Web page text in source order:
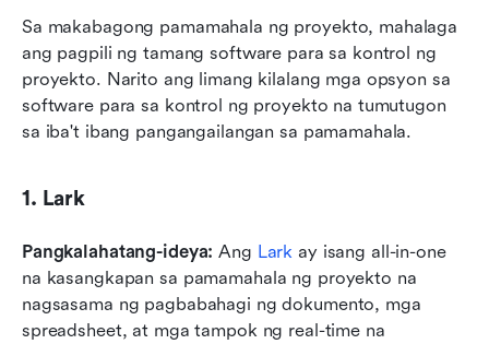
Sa makabagong pamamahala ng proyekto, mahalaga
ang pagpili ng tamang software para sa kontrol ng
proyekto. Narito ang limang kilalang mga opsyon sa
software para sa kontrol ng proyekto na tumutugon
sa iba't ibang pangangailangan sa pamamahala.
1. Lark
Pangkalahatang-ideya: Ang Lark ay isang all-in-one
na kasangkapan sa pamamahala ng proyekto na
nagsasama ng pagbabahagi ng dokumento, mga
spreadsheet, at mga tampok ng real-time na